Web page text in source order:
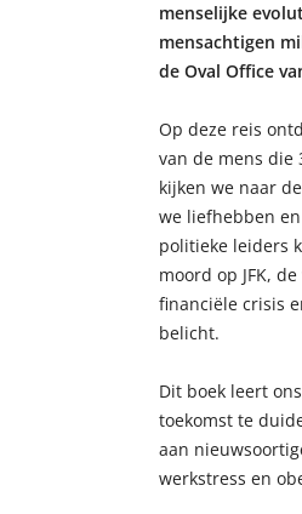
menselijke
mensachtigen
de Oval Office
Op deze reis
van de mens die
kijken we naar
we liefhebben
politieke leiders
moord op JFK,
financiële crisis
belicht.
Dit boek leert
toekomst te
aan
werkstress en